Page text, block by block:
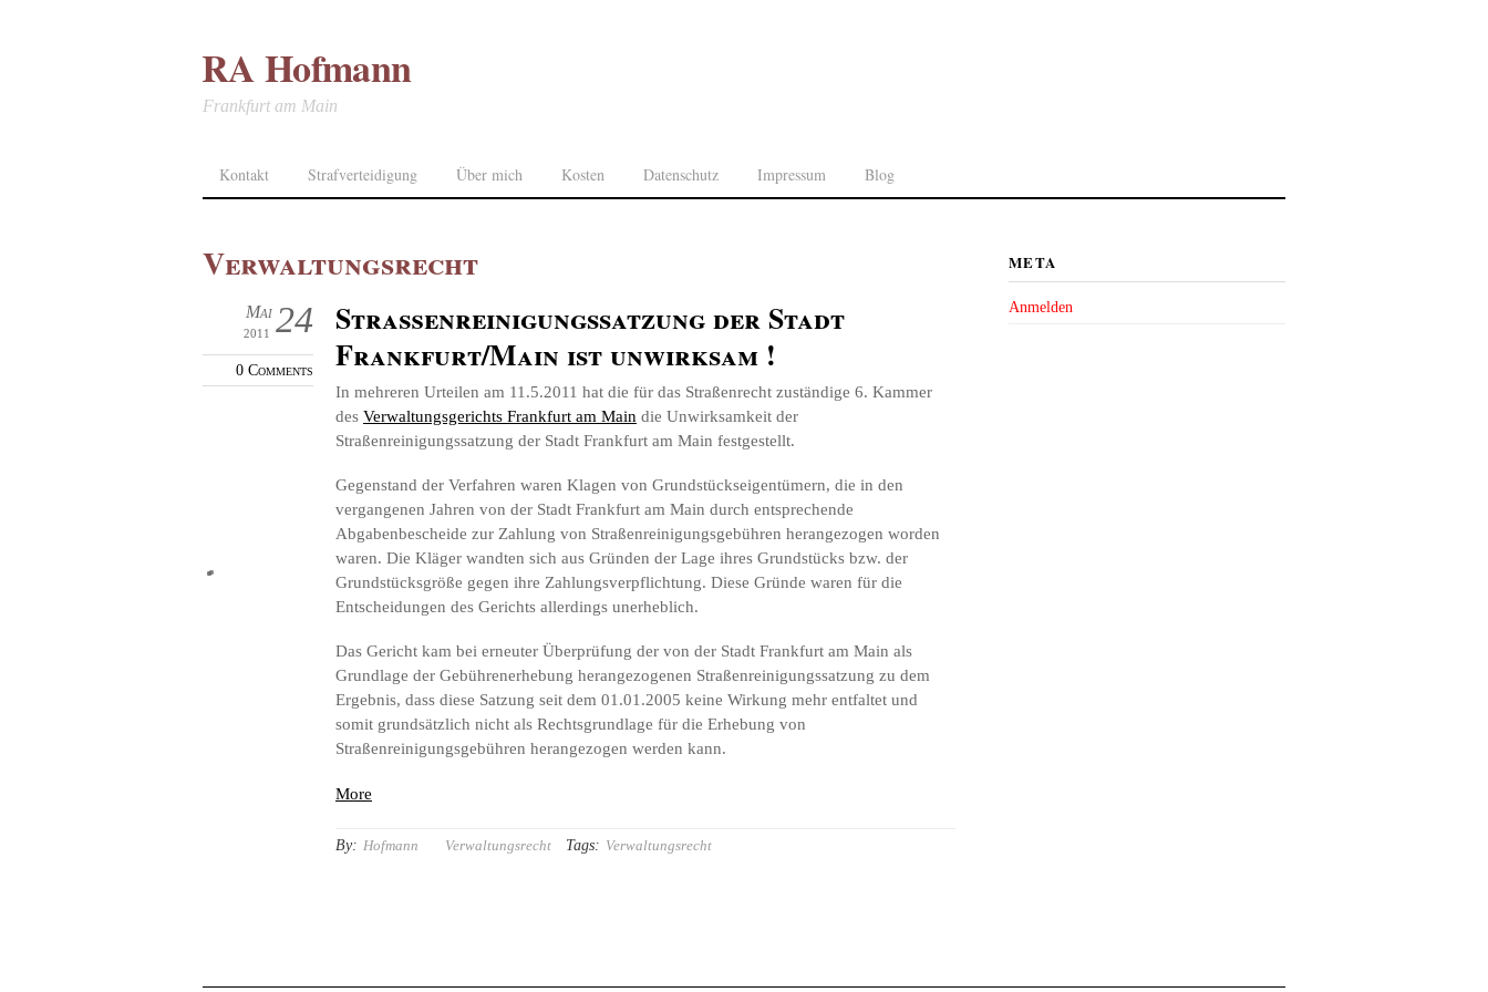
RA Hofmann
Frankfurt am Main
Kontakt Strafverteidigung Über mich Kosten Datenschutz Impressum Blog
Verwaltungsrecht
24
Mai
2011
0 Comments
Straßenreinigungssatzung der Stadt
Frankfurt/Main ist unwirksam !
In mehreren Urteilen am 11.5.2011 hat die für das Straßenrecht zuständige 6. Kammer
des Verwaltungsgerichts Frankfurt am Main die Unwirksamkeit der
Straßenreinigungssatzung der Stadt Frankfurt am Main festgestellt.
Gegenstand der Verfahren waren Klagen von Grundstückseigentümern, die in den
vergangenen Jahren von der Stadt Frankfurt am Main durch entsprechende
Abgabenbescheide zur Zahlung von Straßenreinigungsgebühren herangezogen worden
waren. Die Kläger wandten sich aus Gründen der Lage ihres Grundstücks bzw. der
Grundstücksgröße gegen ihre Zahlungsverpflichtung. Diese Gründe waren für die
Entscheidungen des Gerichts allerdings unerheblich.
Das Gericht kam bei erneuter Überprüfung der von der Stadt Frankfurt am Main als
Grundlage der Gebührenerhebung herangezogenen Straßenreinigungssatzung zu dem
Ergebnis, dass diese Satzung seit dem 01.01.2005 keine Wirkung mehr entfaltet und
somit grundsätzlich nicht als Rechtsgrundlage für die Erhebung von
Straßenreinigungsgebühren herangezogen werden kann.
More
By: Hofmann Verwaltungsrecht Tags: Verwaltungsrecht
META
Anmelden